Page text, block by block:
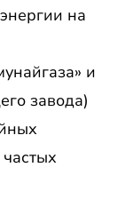
на
и
завода)